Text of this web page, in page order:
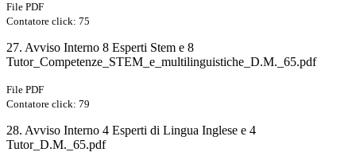
File PDF
Contatore click: 75
27. Avviso Interno 8 Esperti Stem e 8
Tutor_Competenze_STEM_e_multilinguistiche_D.M._65.pdf
File PDF
Contatore click: 79
28. Avviso Interno 4 Esperti di Lingua Inglese e 4
Tutor_D.M._65.pdf